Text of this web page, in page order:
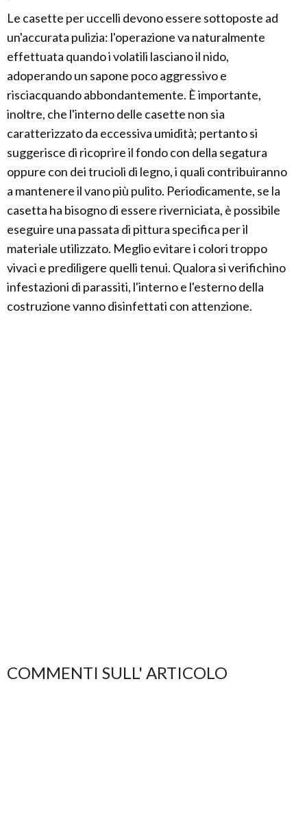
Le casette per uccelli devono essere sottoposte ad
un'accurata pulizia: l'operazione va naturalmente
effettuata quando i volatili lasciano il nido,
adoperando un sapone poco aggressivo e
risciacquando abbondantemente. È importante,
inoltre, che l'interno delle casette non sia
caratterizzato da eccessiva umidità; pertanto si
suggerisce di ricoprire il fondo con della segatura
oppure con dei trucioli di legno, i quali contribuiranno
a mantenere il vano più pulito. Periodicamente, se la
casetta ha bisogno di essere riverniciata, è possibile
eseguire una passata di pittura specifica per il
materiale utilizzato. Meglio evitare i colori troppo
vivaci e prediligere quelli tenui. Qualora si verifichino
infestazioni di parassiti, l'interno e l'esterno della
costruzione vanno disinfettati con attenzione.
COMMENTI SULL' ARTICOLO